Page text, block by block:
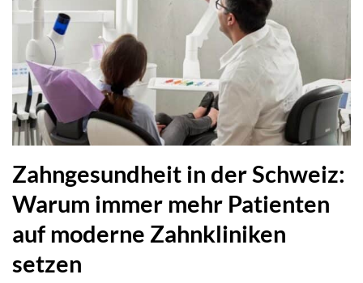
Zahngesundheit in der Schweiz:
Warum immer mehr Patienten
auf moderne Zahnkliniken
setzen